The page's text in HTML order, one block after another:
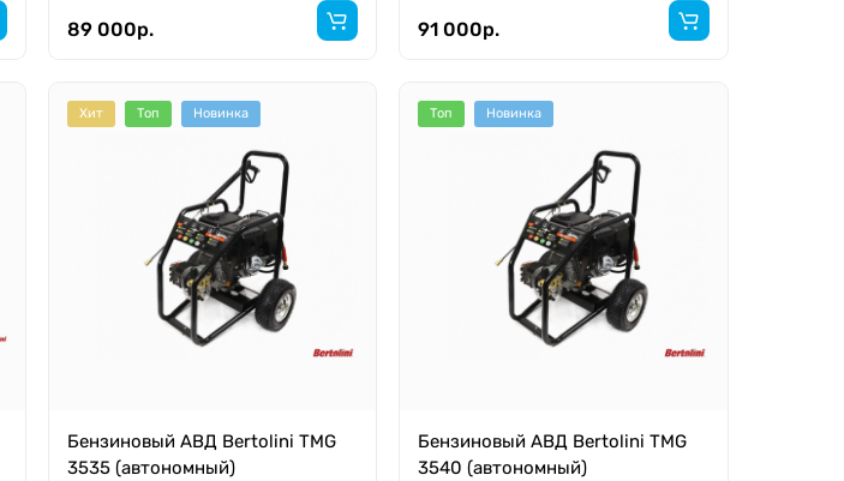
89 000р. 91 000р.
Хит Топ Новинка
Бензиновый АВД Bertolini TMG
3535 (автономный)
Топ Новинка
Бензиновый АВД Bertolini TMG
3540 (автономный)